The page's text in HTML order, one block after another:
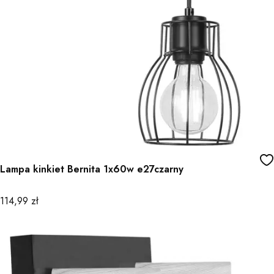
Lampa kinkiet Bernita 1x60w e27czarny
Cena
114,99 zł